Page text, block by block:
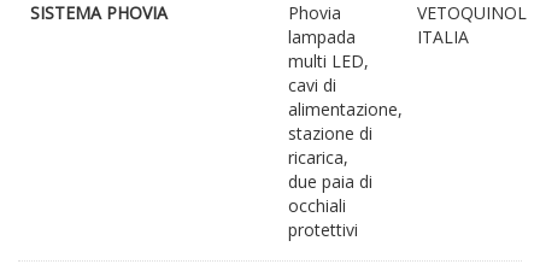
SISTEMA PHOVIA
Phovia
lampada
multi LED,
cavi di
alimentazione,
stazione di
ricarica,
due paia di
occhiali
protettivi
VETOQUINOL
ITALIA